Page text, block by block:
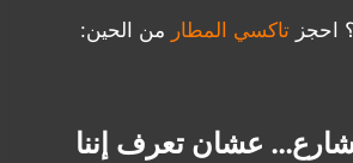
احجز تاكسي المطار من الحين:
عشان تعرف إننا